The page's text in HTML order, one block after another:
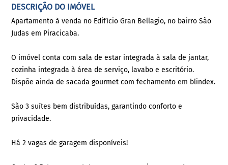
DESCRIÇÃO DO IMÓVEL
Apartamento à venda no Edifício Gran Bellagio, no bairro São
Judas em Piracicaba.
O imóvel conta com sala de estar integrada à sala de jantar,
cozinha integrada à área de serviço, lavabo e escritório.
Dispõe ainda de sacada gourmet com fechamento em blindex.
São 3 suítes bem distribuídas, garantindo conforto e
privacidade.
Há 2 vagas de garagem disponíveis!